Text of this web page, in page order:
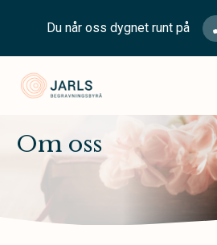
Du når oss dygnet runt på
Om oss